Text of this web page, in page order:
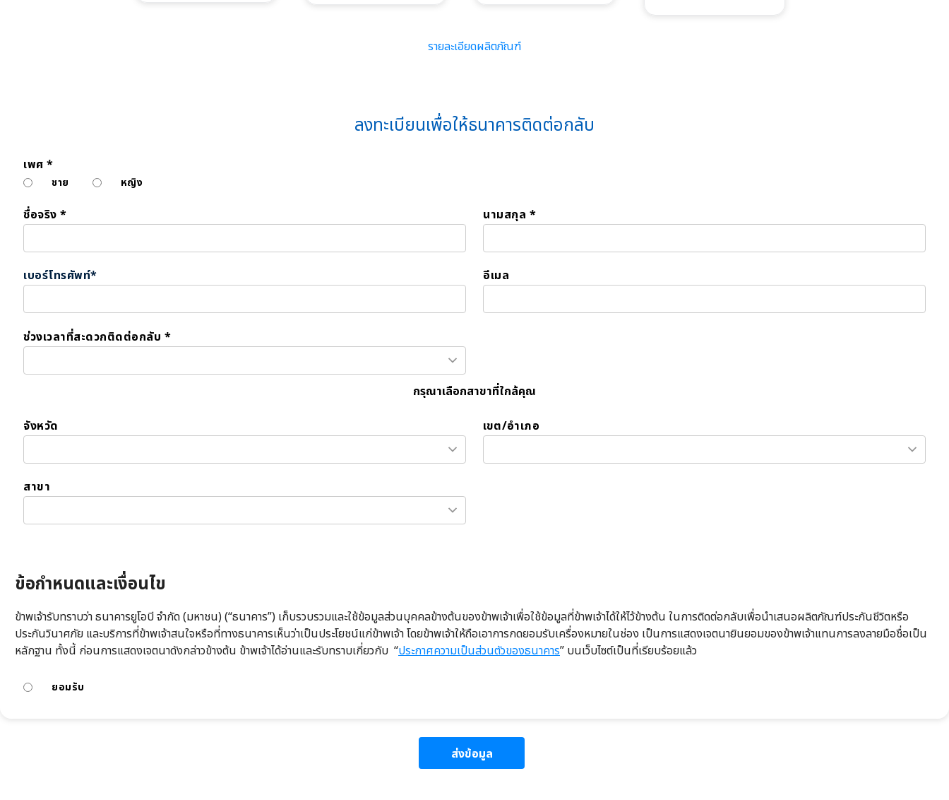
รายละเอียดผลิตภัณฑ์
ลงทะเบียนเพื่อให้ธนาคารติดต่อกลับ
เพศ *
ชาย หญิง
ชื่อจริง * นามสกุล *
เบอร์โทรศัพท์* อีเมล
ช่วงเวลาที่สะดวกติดต่อกลับ *
กรุณาเลือกสาขาที่ใกล้คุณ
จังหวัด เขต/อำเภอ
สาขา
ข้อกำหนดและเงื่อนไข
ข้าพเจ้ารับทราบว่า ธนาคารยูโอบี จำกัด (มหาชน) (“ธนาคาร”) เก็บรวบรวมและใช้ข้อมูลส่วนบุคคลข้างต้นของข้าพเจ้าเพื่อใช้ข้อมูลที่ข้าพเจ้าได้ให้ไว้ข้างต้น ในการติดต่อกลับเพื่อนำเสนอผลิตภัณฑ์ประกันชีวิตหรือ
ประกันวินาศภัย และบริการที่ข้าพเจ้าสนใจหรือที่ทางธนาคารเห็นว่าเป็นประโยชน์แก่ข้าพเจ้า โดยข้าพเจ้าให้ถือเอาการกดยอมรับเครื่องหมายในช่อง เป็นการแสดงเจตนายินยอมของข้าพเจ้าแทนการลงลายมือชื่อเป็น
หลักฐาน ทั้งนี้ ก่อนการแสดงเจตนาดังกล่าวข้างต้น ข้าพเจ้าได้อ่านและรับทราบเกี่ยวกับ “ประกาศความเป็นส่วนตัวของธนาคาร” บนเว็บไซต์เป็นที่เรียบร้อยแล้ว
ยอมรับ
ส่งข้อมูล